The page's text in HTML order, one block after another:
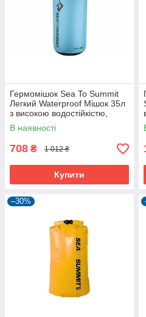
Гермомішок Sea To Summit
Легкий Waterproof Мішок 35л
з високою водостійкістю,
синій
В наявності
708 ₴ 1 012 ₴
Купити
–30%